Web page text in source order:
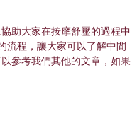
助大家在按摩舒壓的過程中
流程，讓大家可以了解中間
參考我們其他的文章，如果